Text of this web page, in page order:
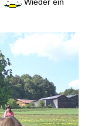
Wieder ein